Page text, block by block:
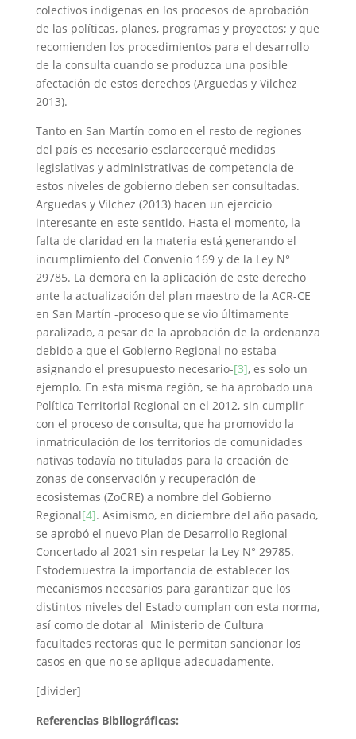
colectivos indígenas en los procesos de aprobación
de las políticas, planes, programas y proyectos; y que
recomienden los procedimientos para el desarrollo
de la consulta cuando se produzca una posible
afectación de estos derechos (Arguedas y Vilchez
2013).
Tanto en San Martín como en el resto de regiones
del país es necesario esclarecerqué medidas
legislativas y administrativas de competencia de
estos niveles de gobierno deben ser consultadas.
Arguedas y Vilchez (2013) hacen un ejercicio
interesante en este sentido. Hasta el momento, la
falta de claridad en la materia está generando el
incumplimiento del Convenio 169 y de la Ley N°
29785. La demora en la aplicación de este derecho
ante la actualización del plan maestro de la ACR-CE
en San Martín -proceso que se vio últimamente
paralizado, a pesar de la aprobación de la ordenanza
debido a que el Gobierno Regional no estaba
asignando el presupuesto necesario-[3], es solo un
ejemplo. En esta misma región, se ha aprobado una
Política Territorial Regional en el 2012, sin cumplir
con el proceso de consulta, que ha promovido la
inmatriculación de los territorios de comunidades
nativas todavía no tituladas para la creación de
zonas de conservación y recuperación de
ecosistemas (ZoCRE) a nombre del Gobierno
Regional[4]. Asimismo, en diciembre del año pasado,
se aprobó el nuevo Plan de Desarrollo Regional
Concertado al 2021 sin respetar la Ley N° 29785.
Estodemuestra la importancia de establecer los
mecanismos necesarios para garantizar que los
distintos niveles del Estado cumplan con esta norma,
así como de dotar al Ministerio de Cultura
facultades rectoras que le permitan sancionar los
casos en que no se aplique adecuadamente.
[divider]
Referencias Bibliográficas: